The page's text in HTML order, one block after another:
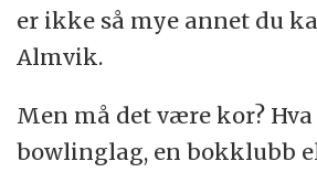
er ikke så mye annet du
Almvik.
Men må det være kor?
bowlinglag, en bokklubb